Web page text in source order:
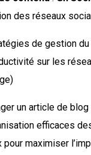
des réseaux
de gestion
sur les
un article de
efficaces
maximiser